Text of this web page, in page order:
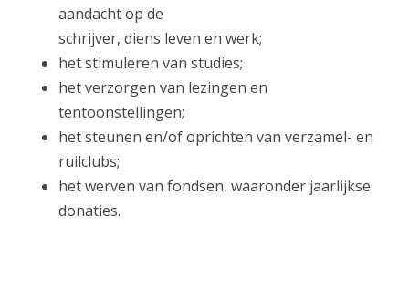
aandacht op de
schrijver, diens leven en werk;
het stimuleren van studies;
het verzorgen van lezingen en
tentoonstellingen;
het steunen en/of oprichten van verzamel- en
ruilclubs;
het werven van fondsen, waaronder jaarlijkse
donaties.